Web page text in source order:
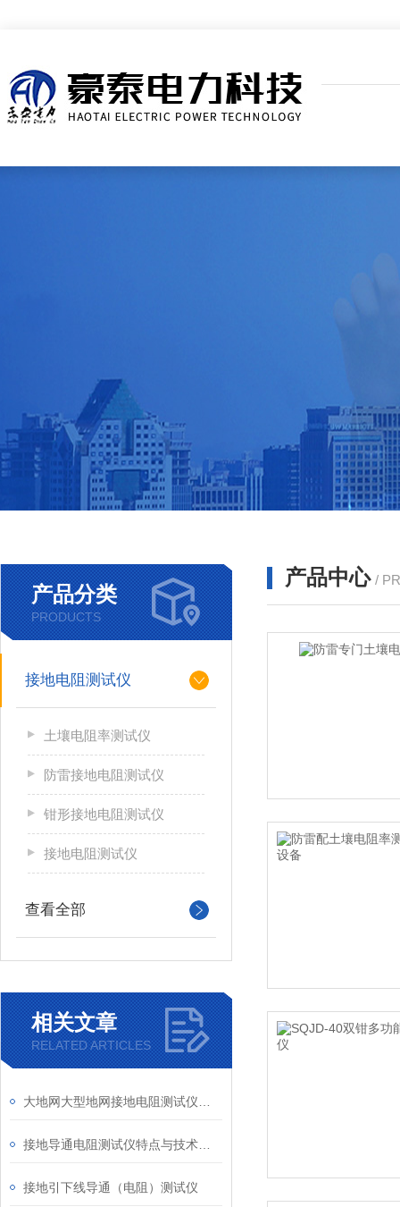
产品分类
PRODUCTS
接地电阻测试仪
土壤电阻率测试仪
防雷接地电阻测试仪
钳形接地电阻测试仪
接地电阻测试仪
查看全部
相关文章
RELATED ARTICLES
接地引下线导通（电阻）测试仪
产品中心 /